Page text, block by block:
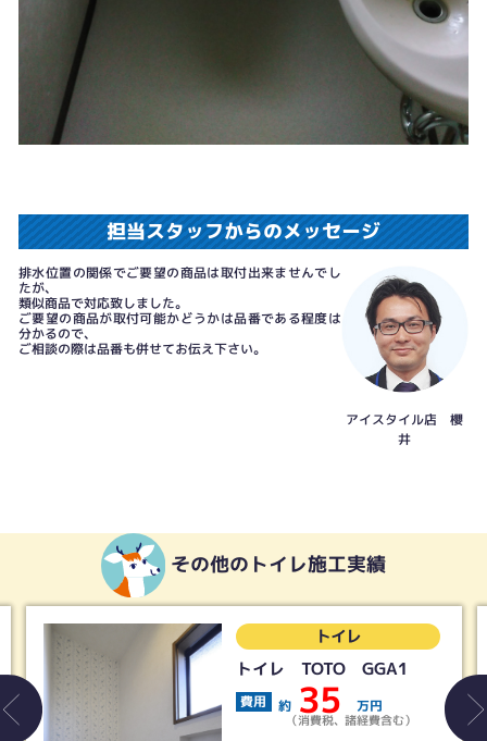
担当スタッフからのメッセージ
排水位置の関係でご要望の商品は取付出来ませんでし
たが、
類似商品で対応致しました。
ご要望の商品が取付可能かどうかは品番である程度は
分かるので、
ご相談の際は品番も併せてお伝え下さい。
アイスタイル店 櫻
井
その他のトイレ施工実績
トイレ
TOTO GGA1
約 35 万円
（消費税、諸経費含む）
トイレ
費用 約